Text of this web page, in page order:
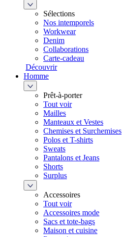
Sélections
Nos intemporels
Workwear
Denim
Collaborations
Carte-cadeau
Découvrir
Homme
Prêt-à-porter
Tout voir
Mailles
Manteaux et Vestes
Chemises et Surchemises
Polos et T-shirts
Sweats
Pantalons et Jeans
Shorts
Surplus
Accessoires
Tout voir
Accessoires mode
Sacs et tote-bags
Maison et cuisine